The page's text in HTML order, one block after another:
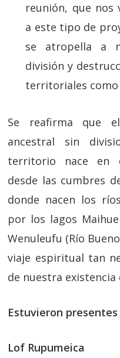
reunión, que nos
a este tipo de
se atropella a
división y
territoriales como
Se reafirma que
ancestral sin
territorio nace en
desde las cumbres
donde nacen los
por los lagos
Wenuleufu (Río
viaje espiritual tan
de nuestra existencia
Estuvieron
Lof Rupumeica